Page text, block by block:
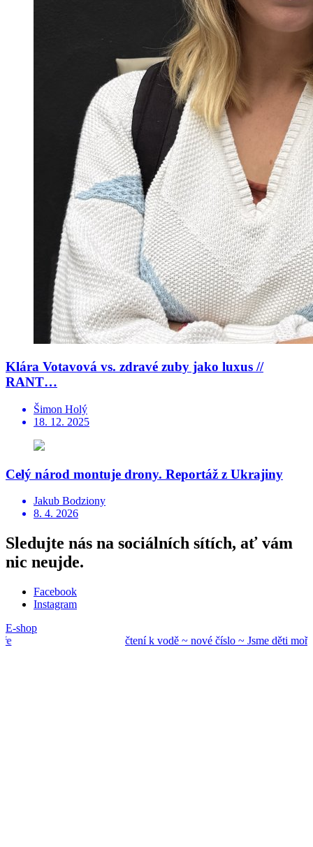
Klára Votavová vs. zdravé zuby jako luxus //
RANT…
Šimon Holý
18. 12. 2025
Celý národ montuje drony. Reportáž z Ukrajiny
Jakub Bodziony
8. 4. 2026
Sledujte nás na sociálních sítích, ať vám
nic neujde.
Facebook
Instagram
E-shop
čtení k vodě ~ nové číslo ~ Jsme děti moře